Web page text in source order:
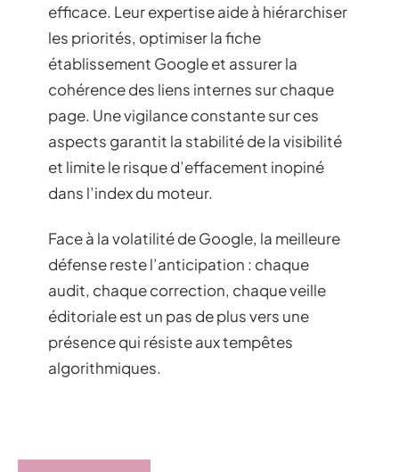
efficace. Leur expertise aide à hiérarchiser
les priorités, optimiser la fiche
établissement Google et assurer la
cohérence des liens internes sur chaque
page. Une vigilance constante sur ces
aspects garantit la stabilité de la visibilité
et limite le risque d’effacement inopiné
dans l’index du moteur.
Face à la volatilité de Google, la meilleure
défense reste l’anticipation : chaque
audit, chaque correction, chaque veille
éditoriale est un pas de plus vers une
présence qui résiste aux tempêtes
algorithmiques.